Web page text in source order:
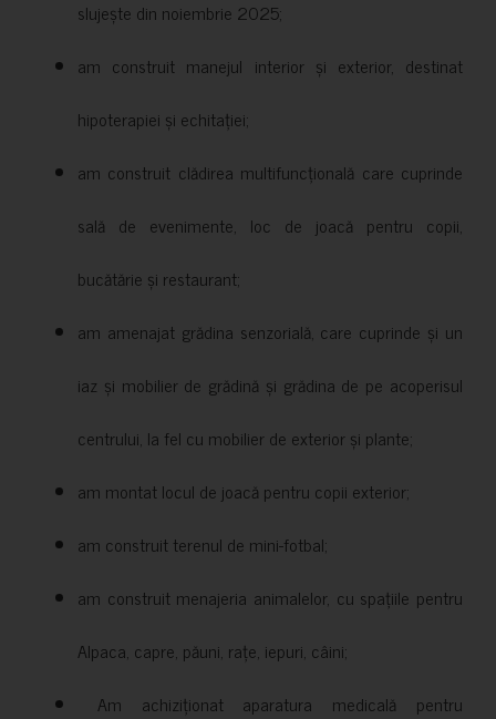
slujește din noiembrie 2025;
am construit manejul interior și exterior, destinat
hipoterapiei și echitației;
am construit clădirea multifuncțională care cuprinde
sală de evenimente, loc de joacă pentru copii,
bucătărie și restaurant;
am amenajat grădina senzorială, care cuprinde și un
iaz și mobilier de grădină și grădina de pe acoperisul
centrului, la fel cu mobilier de exterior și plante;
am montat locul de joacă pentru copii exterior;
am construit terenul de mini-fotbal;
am construit menajeria animalelor, cu spațiile pentru
Alpaca, capre, păuni, rațe, iepuri, câini;
Am achiziționat aparatura medicală pentru